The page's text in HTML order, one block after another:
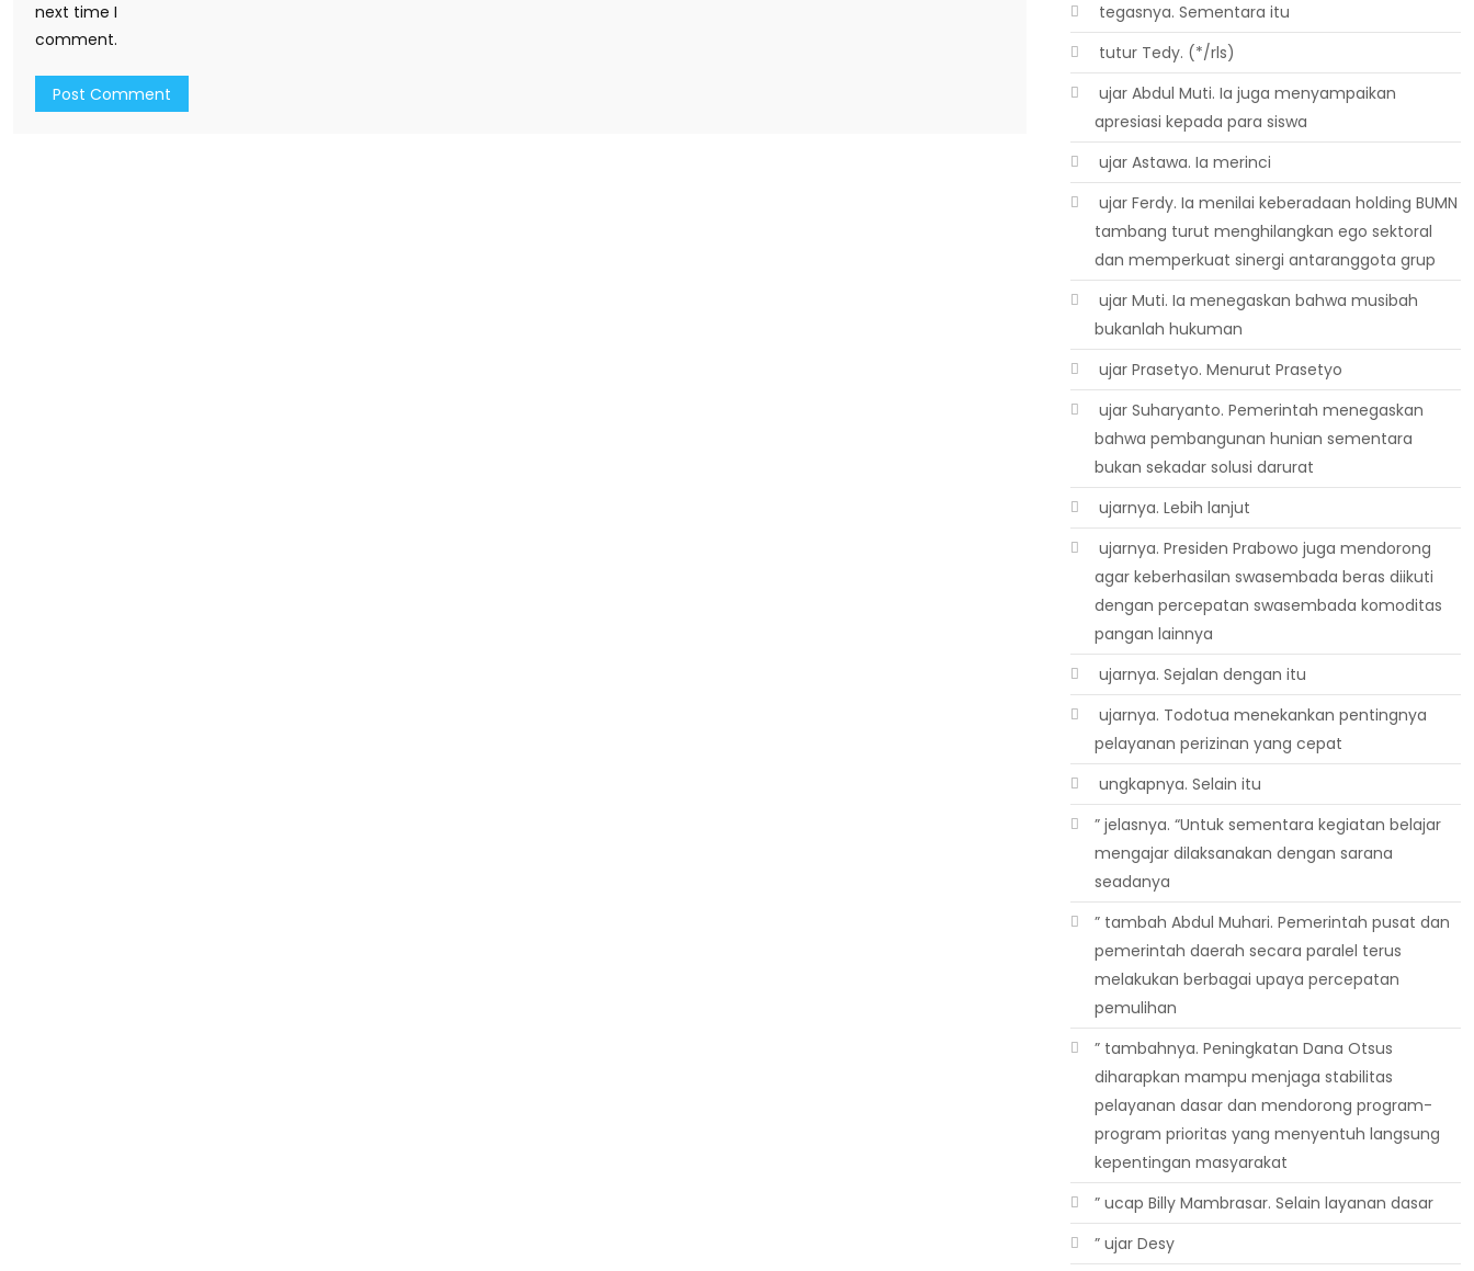
next time I
comment.
 tegasnya. Sementara itu
 tutur Tedy. (*/rls)
 ujar Abdul Muti. Ia juga menyampaikan
apresiasi kepada para siswa
 ujar Astawa. Ia merinci
 ujar Ferdy. Ia menilai keberadaan holding BUMN
tambang turut menghilangkan ego sektoral
dan memperkuat sinergi antaranggota grup
 ujar Muti. Ia menegaskan bahwa musibah
bukanlah hukuman
 ujar Prasetyo. Menurut Prasetyo
 ujar Suharyanto. Pemerintah menegaskan
bahwa pembangunan hunian sementara
bukan sekadar solusi darurat
 ujarnya. Lebih lanjut
 ujarnya. Presiden Prabowo juga mendorong
agar keberhasilan swasembada beras diikuti
dengan percepatan swasembada komoditas
pangan lainnya
 ujarnya. Sejalan dengan itu
 ujarnya. Todotua menekankan pentingnya
pelayanan perizinan yang cepat
 ungkapnya. Selain itu
” jelasnya. “Untuk sementara kegiatan belajar
mengajar dilaksanakan dengan sarana
seadanya
” tambah Abdul Muhari. Pemerintah pusat dan
pemerintah daerah secara paralel terus
melakukan berbagai upaya percepatan
pemulihan
” tambahnya. Peningkatan Dana Otsus
diharapkan mampu menjaga stabilitas
pelayanan dasar dan mendorong program-
program prioritas yang menyentuh langsung
kepentingan masyarakat
” ucap Billy Mambrasar. Selain layanan dasar
” ujar Desy